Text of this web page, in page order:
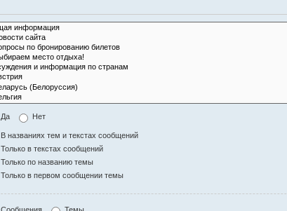
Да Нет
В названиях тем и текстах сообщений
Только в текстах сообщений
Только по названию темы
Только в первом сообщении темы